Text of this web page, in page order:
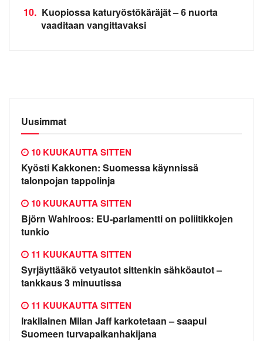
10. Kuopiossa katuryöstökäräjät – 6 nuorta
vaaditaan vangittavaksi
Uusimmat
Kyösti Kakkonen: Suomessa käynnissä
talonpojan tappolinja
10 KUUKAUTTA SITTEN
Björn Wahlroos: EU-parlamentti on poliitikkojen
tunkio
10 KUUKAUTTA SITTEN
Syrjäyttääkö vetyautot sittenkin sähköautot –
tankkaus 3 minuutissa
11 KUUKAUTTA SITTEN
Irakilainen Milan Jaff karkotetaan – saapui
Suomeen turvapaikanhakijana
11 KUUKAUTTA SITTEN